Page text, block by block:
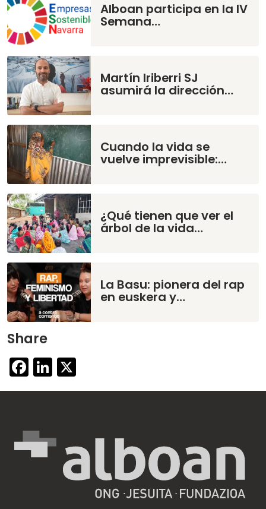
Alboan participa en la IV
Semana…
Martín Iriberri SJ
asumirá la dirección…
Cuando la vida se
vuelve imprevisible:…
¿Qué tienen que ver el
árbol de la vida…
La Basu: pionera del rap
en euskera y…
Share
Facebook
LinkedIn